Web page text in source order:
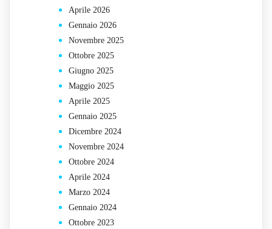
Aprile 2026
Gennaio 2026
Novembre 2025
Ottobre 2025
Giugno 2025
Maggio 2025
Aprile 2025
Gennaio 2025
Dicembre 2024
Novembre 2024
Ottobre 2024
Aprile 2024
Marzo 2024
Gennaio 2024
Ottobre 2023